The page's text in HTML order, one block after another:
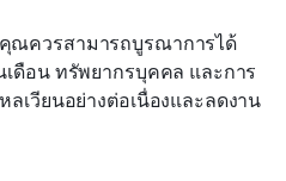
ณควรสามารถบูรณาการได้
ดือน ทรัพยากรบุคคล และการ
เวียนอย่างต่อเนื่องและลดงาน